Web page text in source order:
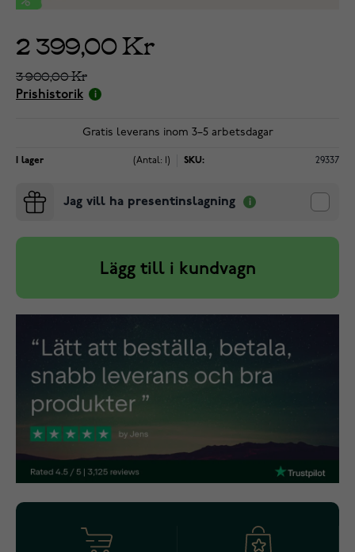
2 399,00 Kr
3 900,00 Kr
Prishistorik
Gratis leverans inom 3–5 arbetsdagar
I lager (Antal: 1) SKU: 29337
Jag vill ha presentinslagning
Lägg till i kundvagn